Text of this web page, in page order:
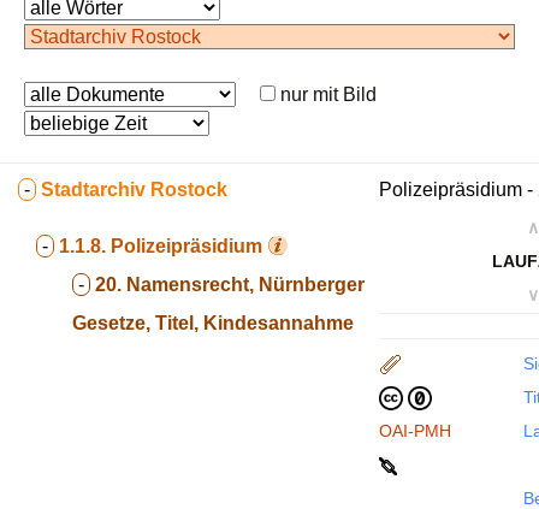
nur mit Bild
- Stadtarchiv Rostock
- 1.1.8. Polizeipräsidium
- 20. Namensrecht, Nürnberger
Gesetze, Titel, Kindesannahme
Polizeipräsidium -
∧
∨
OAI-PMH